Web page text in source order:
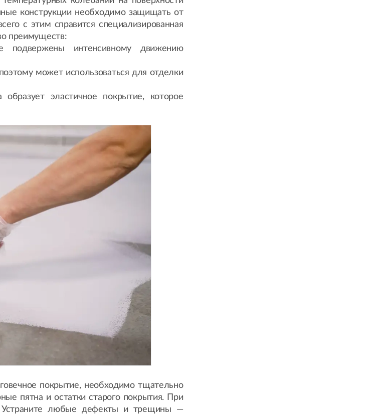
конструкции необходимо защищать от
с этим справится специализированная
преимуществ:
интенсивному движению
может использоваться для отделки
эластичное покрытие, которое
покрытие, необходимо тщательно
пятна и остатки старого покрытия. При
Устраните любые дефекты и трещины —